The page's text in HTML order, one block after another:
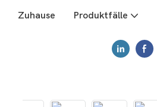
Zuhause Produktfälle